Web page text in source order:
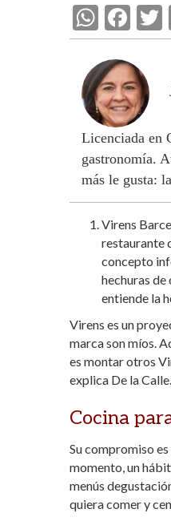
W
h
at
s
A
p
p
F
ac
e
b
o
o
k
Licenciada en
gastronomía.
más le gusta:
Virens
restaurante
concepto
hechuras de
entiende la
Virens es un
marca son míos.
es montar otros
explica De la Calle.
Cocina
Su compromiso
momento, un
menús
quiera comer y